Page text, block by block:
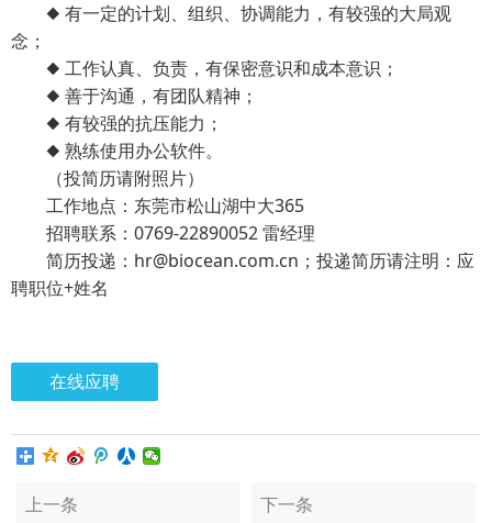
◆ 有一定的计划、组织、协调能力，有较强的大局观
念；
◆ 工作认真、负责，有保密意识和成本意识；
◆ 善于沟通，有团队精神；
◆ 有较强的抗压能力；
◆ 熟练使用办公软件。
（投简历请附照片）
工作地点：东莞市松山湖中大365
招聘联系：0769-22890052 雷经理
简历投递：hr@biocean.com.cn；投递简历请注明：应
聘职位+姓名
在线应聘
上一条
下一条